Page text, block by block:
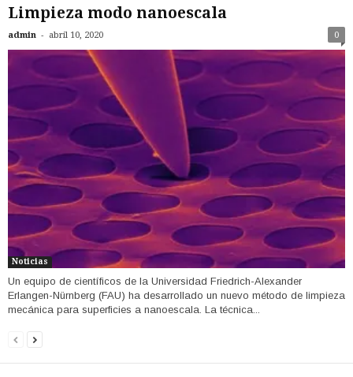
Limpieza modo nanoescala
admin - abril 10, 2020 0
Noticias
Un equipo de científicos de la Universidad Friedrich-Alexander
Erlangen-Nürnberg (FAU) ha desarrollado un nuevo método de limpieza
mecánica para superficies a nanoescala. La técnica...